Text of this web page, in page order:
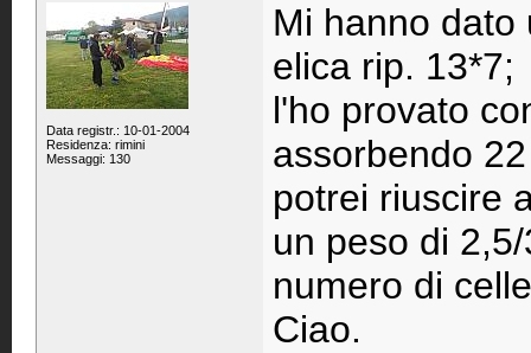
Data registr.: 10-01-2004
Residenza: rimini
Messaggi: 130
Mi hanno dato
elica rip. 13*7;
l'ho provato
assorbendo
potrei riuscire
un peso di
numero di
Ciao.